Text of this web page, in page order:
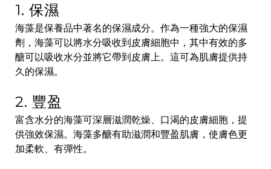
1. 保濕
海藻是保養品中著名的保濕成分。作為一種強大的保濕
劑，海藻可以將水分吸收到皮膚細胞中，其中有效的多
醣可以吸收水分並將它帶到皮膚上。這可為肌膚提供持
久的保濕。
2. 豐盈
富含水分的海藻可深層滋潤乾燥、口渴的皮膚細胞，提
供強效保濕。海藻多醣有助滋潤和豐盈肌膚，使膚色更
加柔軟、有彈性。